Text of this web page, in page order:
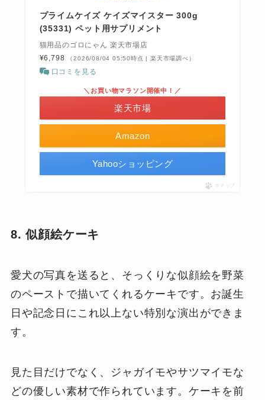
プライムケイズ ケイズマイスター 300g
(35331) ペット用サプリメント
猫用品のゴロにゃん 楽天市場店
¥6,798
（2026/08/04 05:50時点 | 楽天市場調べ）
口コミを見る
Amazon
＼お買い物マラソン開催中！／
楽天市場
Yahooショッピング
ポチップ
8. 似顔絵ケーキ
愛犬の写真を送ると、そっくりな似顔絵を野菜
のペーストで描いてくれるケーキです。お誕生
日や記念日にこれ以上ない特別な演出ができま
す。
見た目だけでなく、ジャガイモやサツマイモな
どの優しい素材で作られています。ケーキを前